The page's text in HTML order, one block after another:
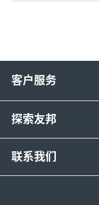
客户服务
探索友邦
联系我们